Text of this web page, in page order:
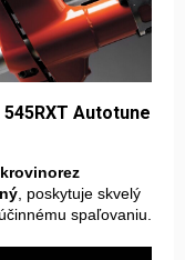
Autotune
, poskytuje skvelý
spaľovaniu.